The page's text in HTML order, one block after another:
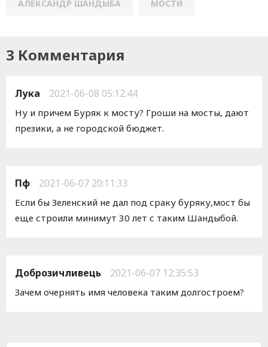
АЛЕКСАНДР ШАНДЫБА МОСТИ
3 Комментария
Лука 2021-06-08 05:12:44
Ну и причем Буряк к мосту? Гроши на мосты, дают
презики, а не городской бюджет.
Пф 2021-06-07 20:11:33
Если бы Зеленский не дал под сраку буряку,мост бы
еще строили минимут 30 лет с таким Шандыбой.
Доброзичливець 2021-06-07 12:35:53
Зачем очернять имя человека таким долгостроем?